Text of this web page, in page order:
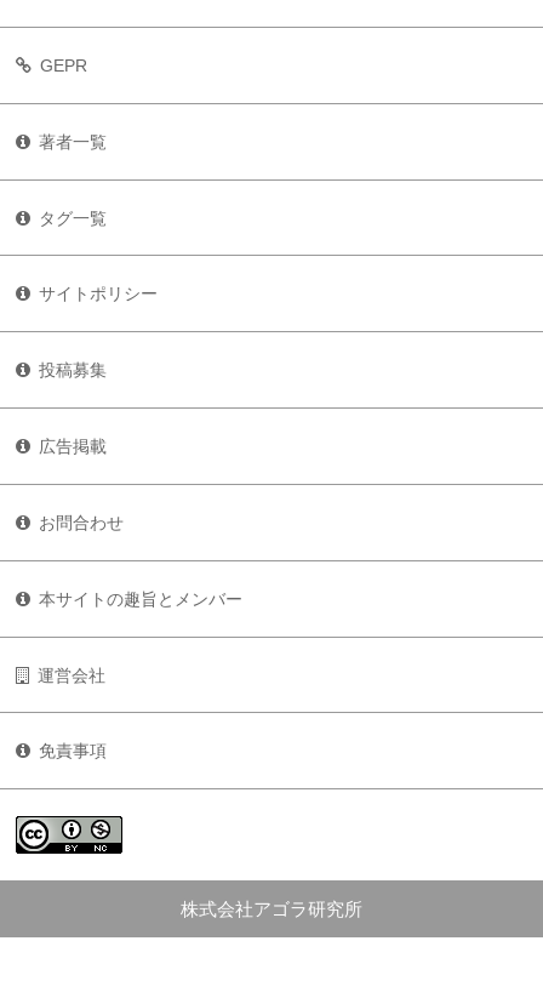
GEPR
著者一覧
タグ一覧
サイトポリシー
投稿募集
広告掲載
お問合わせ
本サイトの趣旨とメンバー
運営会社
免責事項
株式会社アゴラ研究所